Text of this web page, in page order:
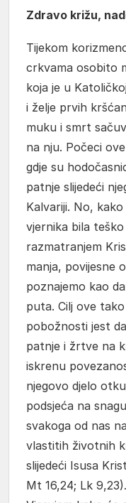
Zdravo križu,
Tijekom
crkvama osobito
koja je u
i želje prvih
muku i smrt
na nju. Počeci
gdje su
patnje slijedeći
Kalvariji. No,
vjernika bila
razmatranjem
manja, povijesne
poznajemo kao
puta. Cilj ove
pobožnosti jest
patnje i žrtve na
iskrenu
njegovo djelo
podsjeća na
svakoga od nas
vlastitih životnih
slijedeći Isusa
Mt 16,24; Lk 9,23).